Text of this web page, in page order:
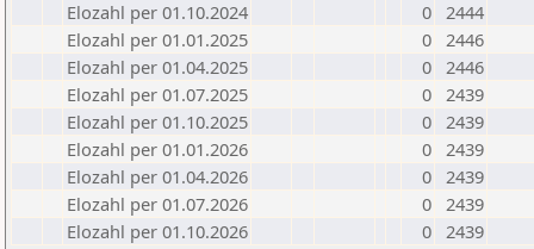
Elozahl per 01.10.2024
0 2444
Elozahl per 01.01.2025
0 2446
Elozahl per 01.04.2025
0 2446
Elozahl per 01.07.2025
0 2439
Elozahl per 01.10.2025
0 2439
Elozahl per 01.01.2026
0 2439
Elozahl per 01.04.2026
0 2439
Elozahl per 01.07.2026
0 2439
Elozahl per 01.10.2026
0 2439